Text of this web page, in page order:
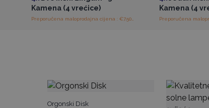
Kamena (4 vrećice)
Kamena (4
Orgonski Disk